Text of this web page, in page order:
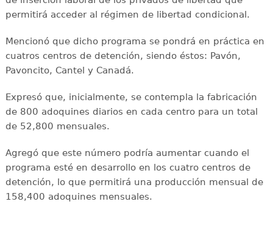
permitirá acceder al régimen de libertad condicional.
Mencionó que dicho programa se pondrá en práctica en
cuatros centros de detención, siendo éstos: Pavón,
Pavoncito, Cantel y Canadá.
Expresó que, inicialmente, se contempla la fabricación
de 800 adoquines diarios en cada centro para un total
de 52,800 mensuales.
Agregó que este número podría aumentar cuando el
programa esté en desarrollo en los cuatro centros de
detención, lo que permitirá una producción mensual de
158,400 adoquines mensuales.